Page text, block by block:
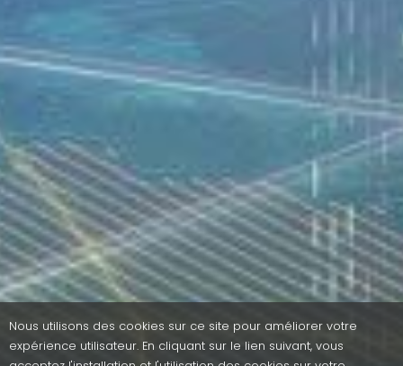
Nous utilisons des cookies sur ce site pour améliorer votre
expérience utilisateur. En cliquant sur le lien suivant, vous